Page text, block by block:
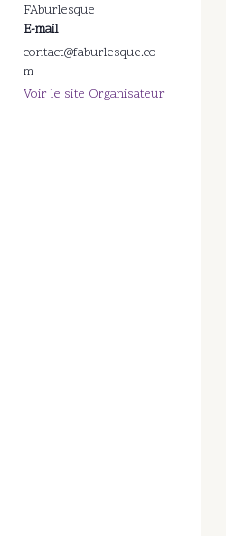
FAburlesque
E-mail
contact@faburlesque.co
m
Voir le site Organisateur